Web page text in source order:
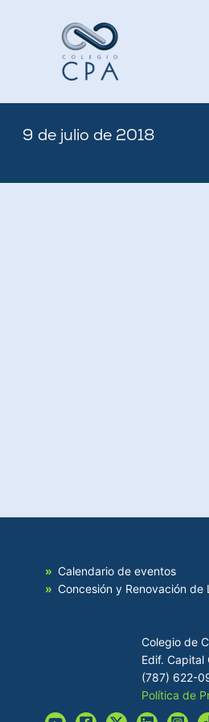
9 de julio de 2018
Calendario de eventos
Concesión y Renovación de
Colegio de
Edif. Capital
(787) 622-
Política de